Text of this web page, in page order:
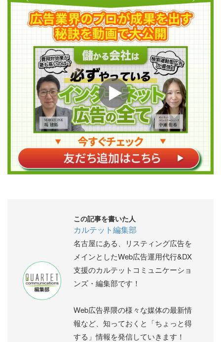
この記事を書いた人
カルテット編集部
名古屋にある、リスティング広告を
メインとしたWeb広告運用代行&DX
支援のカルテットコミュニケーショ
ンズ・編集部です！
Web広告界隈の様々な媒体の最新情
報など、知っておくと「ちょっと得
する」情報を発信していきます！